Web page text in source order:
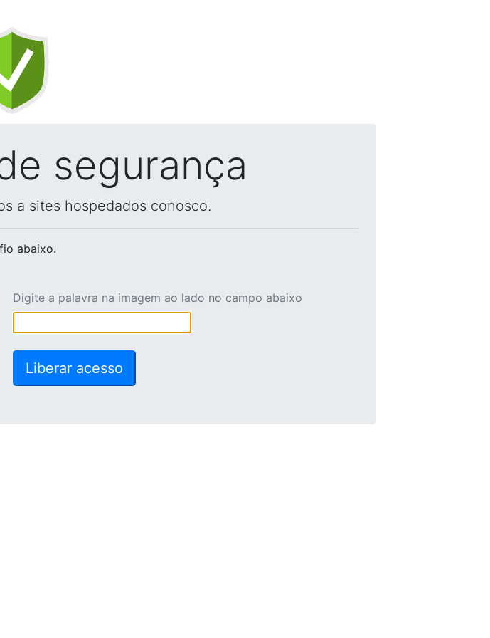
segurança
a sites hospedados conosco.
abaixo.
Digite a palavra na imagem ao lado no campo abaixo